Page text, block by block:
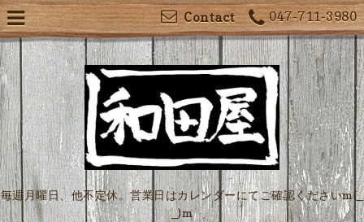
047-711-3980
Contact
毎週月曜日、他不定休。営業日はカレンダーにてご確認くださいm(_
_)m